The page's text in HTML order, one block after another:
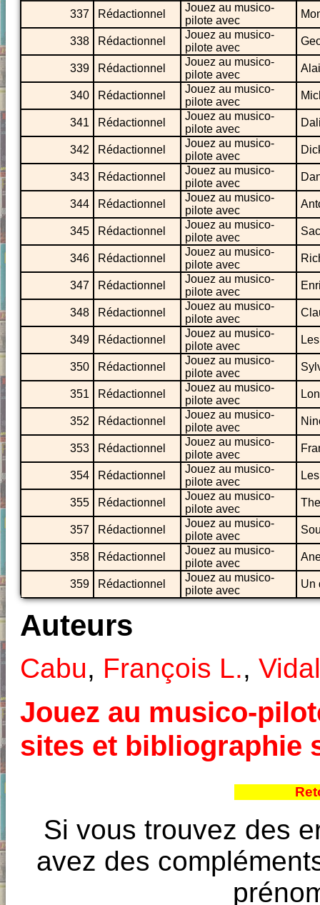
337 Rédactionnel
Jouez au musico-
pilote avec
338 Rédactionnel
Jouez au musico-
pilote avec
339 Rédactionnel
Jouez au musico-
pilote avec
340 Rédactionnel
Jouez au musico-
pilote avec
341 Rédactionnel
Jouez au musico-
pilote avec
342 Rédactionnel
Jouez au musico-
pilote avec
343 Rédactionnel
Jouez au musico-
pilote avec
344 Rédactionnel
Jouez au musico-
pilote avec
345 Rédactionnel
Jouez au musico-
pilote avec
346 Rédactionnel
Jouez au musico-
pilote avec
347 Rédactionnel
Jouez au musico-
pilote avec
348 Rédactionnel
Jouez au musico-
pilote avec
349 Rédactionnel
Jouez au musico-
pilote avec
350 Rédactionnel
Jouez au musico-
pilote avec
351 Rédactionnel
Jouez au musico-
pilote avec
352 Rédactionnel
Jouez au musico-
pilote avec
353 Rédactionnel
Jouez au musico-
pilote avec
354 Rédactionnel
Jouez au musico-
pilote avec
355 Rédactionnel
Jouez au musico-
pilote avec
357 Rédactionnel
Jouez au musico-
pilote avec
358 Rédactionnel
Jouez au musico-
pilote avec
359 Rédactionnel
Jouez au musico-
pilote avec
Un
Auteurs
Cabu, François L.,
Jouez au musico-
sites et bibliographie
Si vous trouvez des
avez des